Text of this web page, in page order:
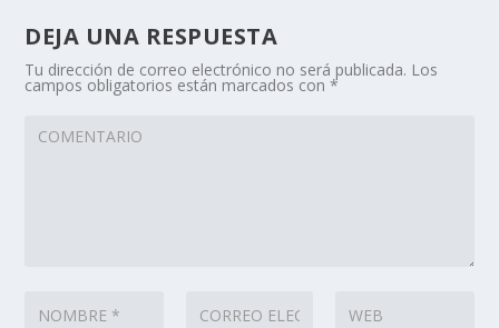
DEJA UNA RESPUESTA
Tu dirección de correo electrónico no será publicada. Los
campos obligatorios están marcados con*